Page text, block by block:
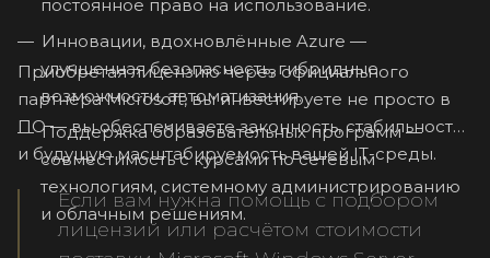
постоянное право на использование.
Инновации, вдохновлённые Azure —
улучшенная безопасность, гибридные
возможности, автоматизация.
Поддержка образовательных программ —
совместимость с курсами по сетевым
технологиям, системному администрированию
и облачным решениям.
Приобретая лицензию через официального
партнёра Microsoft, вы инвестируете не просто в
ПО — вы обеспечиваете законность, стабильность
и будущую масштабируемость вашей IT-среды.
Если вам нужна помощь с подбором
лицензий или расчётом стоимости